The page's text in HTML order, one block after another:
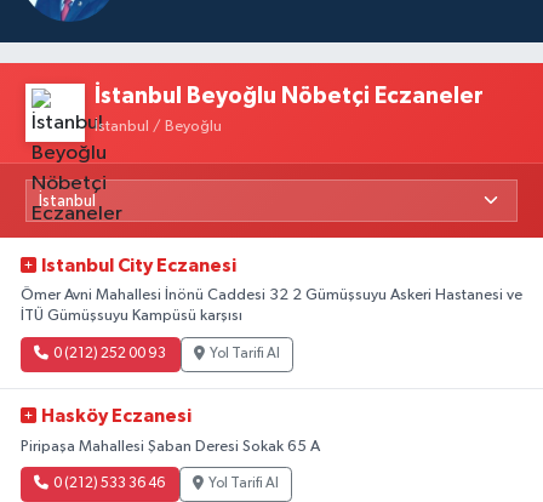
İstanbul Beyoğlu Nöbetçi Eczaneler
İstanbul / Beyoğlu
Istanbul City Eczanesi
Ömer Avni Mahallesi İnönü Caddesi 32 2 Gümüşsuyu Askeri Hastanesi ve
İTÜ Gümüşsuyu Kampüsü karşısı
0 (212) 252 00 93 Yol Tarifi Al
Hasköy Eczanesi
Piripaşa Mahallesi Şaban Deresi Sokak 65 A
0 (212) 533 36 46 Yol Tarifi Al